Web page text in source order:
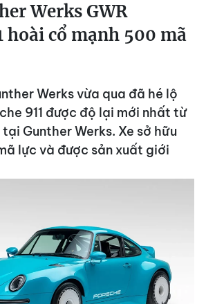
Werks GWR
hoài cổ mạnh 500 mã
Werks vừa qua đã hé lộ
911 được độ lại mới nhất từ
Gunther Werks. Xe sở hữu
lực và được sản xuất giới